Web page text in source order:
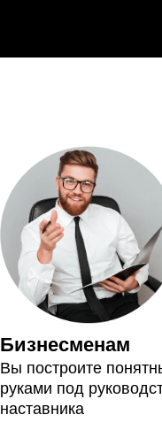
Бизнесменам
Вы построите
руками под
наставника